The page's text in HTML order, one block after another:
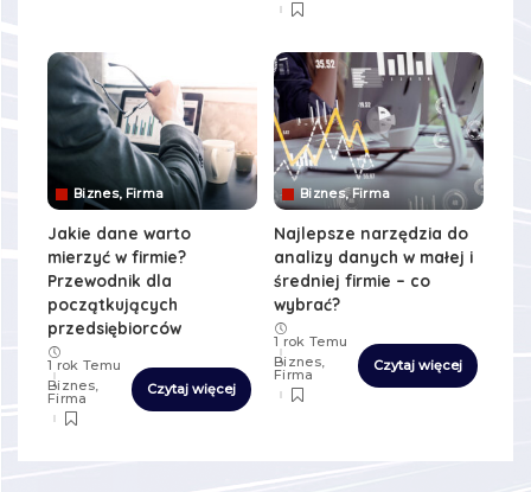
Biznes, Firma
Jakie dane warto
mierzyć w firmie?
Przewodnik dla
początkujących
przedsiębiorców
1 rok Temu
Biznes,
Firma
Czytaj więcej
Biznes, Firma
Najlepsze narzędzia do
analizy danych w małej i
średniej firmie – co
wybrać?
1 rok Temu
Biznes,
Firma
Czytaj więcej